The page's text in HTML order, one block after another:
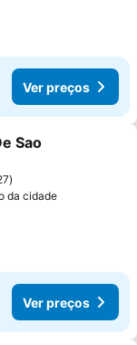
Ver preços
favoritos
Sao
da cidade
Ver preços